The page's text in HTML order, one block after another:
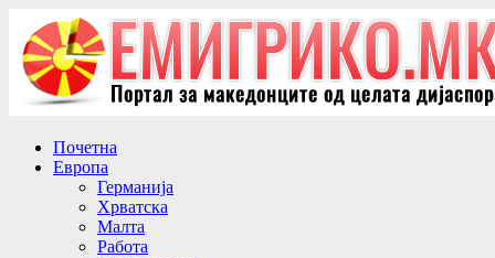
Почетна
Европа
Германија
Хрватска
Малта
Работа